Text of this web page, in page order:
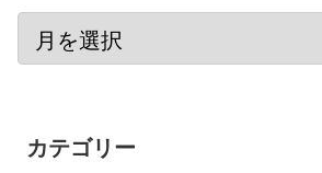
カテゴリー